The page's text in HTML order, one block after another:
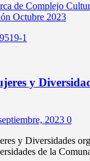
de Complejo
Octubre 2023
y
2023 0
y Diversidades
de la